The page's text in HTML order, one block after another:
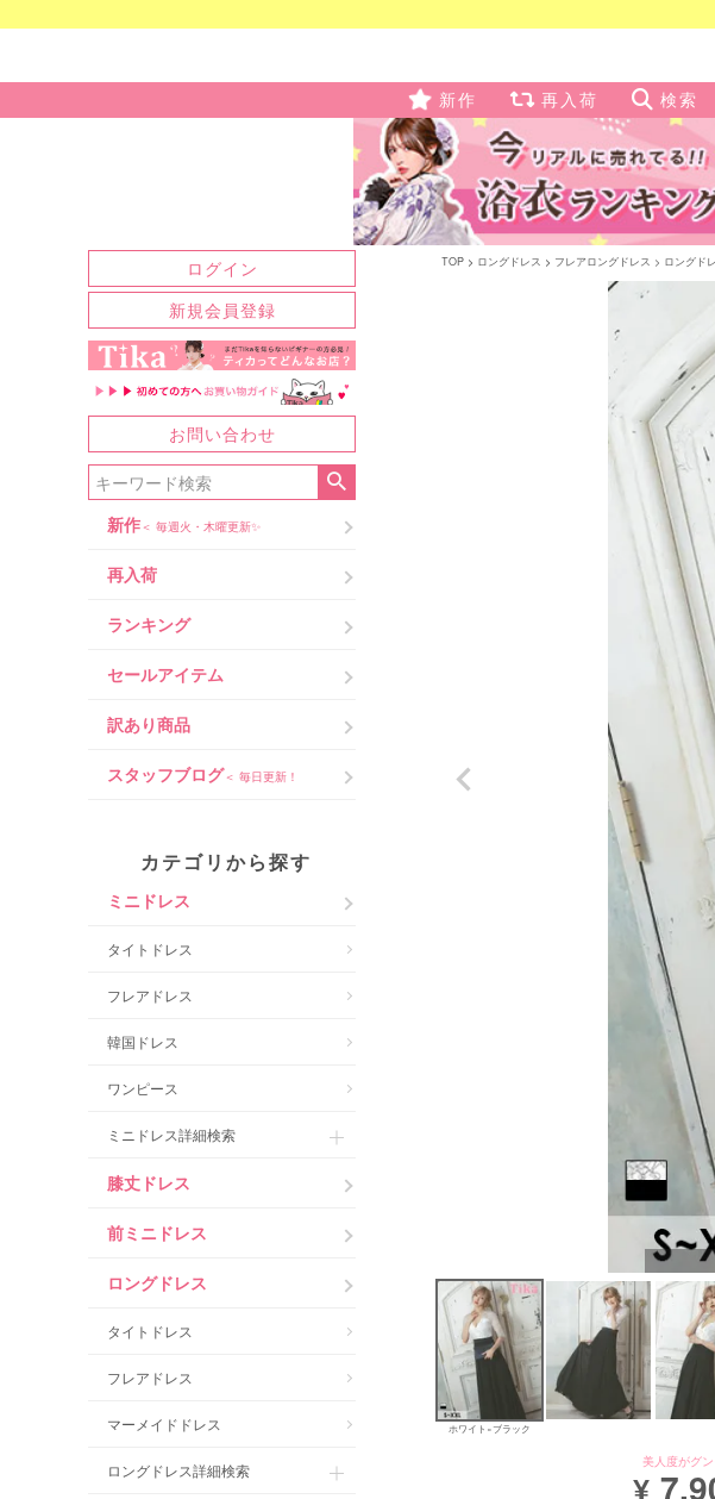
新作 再入荷 検索
ログイン
新規会員登録
お問い合わせ
新作＜ 毎週火・木曜更新✨
再入荷
ランキング
セールアイテム
訳あり商品
スタッフブログ＜ 毎日更新！
カテゴリから探す
ミニドレス
タイトドレス
フレアドレス
韓国ドレス
ワンピース
ミニドレス詳細検索
膝丈ドレス
前ミニドレス
ロングドレス
タイトドレス
フレアドレス
マーメイドドレス
ロングドレス詳細検索
TOP ロングドレス フレアロングドレス ロングド
ホワイト×ブラック
美人度がグ
¥